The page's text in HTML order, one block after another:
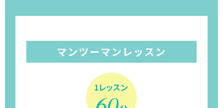
マンツーマンレッスン